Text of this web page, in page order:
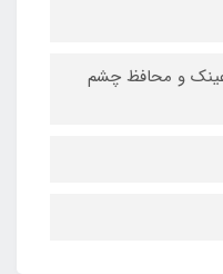
عینک و محافظ چشم